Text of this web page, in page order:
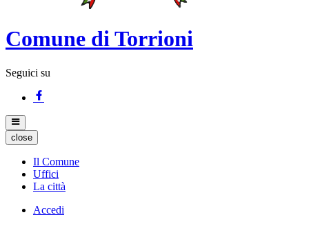
Comune di Torrioni
Seguici su
close
Il Comune
Uffici
La città
Accedi